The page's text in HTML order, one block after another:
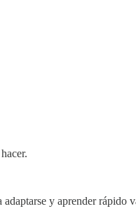
y aprender rápido